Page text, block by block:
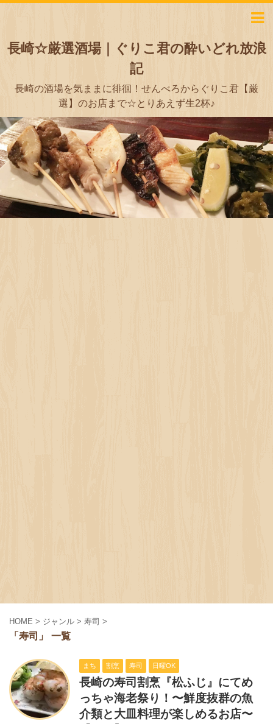
長崎☆厳選酒場｜ぐりこ君の酔いどれ放浪
記
長崎の酒場を気ままに徘徊！せんべろからぐりこ君【厳
選】のお店まで☆とりあえず生2杯♪
HOME > ジャンル > 寿司 >
「寿司」 一覧
まち 割烹 寿司 日曜OK
長崎の寿司割烹『松ふじ』にてめ
っちゃ海老祭り！〜鮮度抜群の魚
介類と大皿料理が楽しめるお店〜